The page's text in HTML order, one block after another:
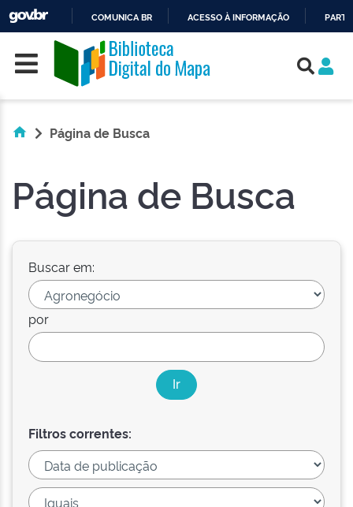
O
CONTEÚDO
COMUNICA BR ACESSO À INFORMAÇÃO
Skip navigation
Página de Busca
Página de Busca
Buscar em:
por
Filtros correntes: